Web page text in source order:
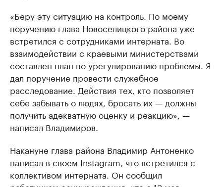
«Беру эту ситуацию на контроль. По моему
поручению глава Новоселицкого района уже
встретился с сотрудниками интерната. Во
взаимодействии с краевыми министерствами
составлен план по урегулированию проблемы. Я
дал поручение провести служебное
расследование. Действия тех, кто позволяет
себе забывать о людях, бросать их — должны
получить адекватную оценку и реакцию», —
написал Владимиров.
Накануне глава района Владимир Антоненко
написал в своем Instagram, что встретился с
коллективом интерната. Он сообщил